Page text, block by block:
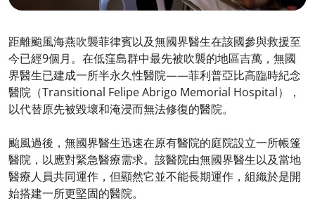
距離颱風海燕吹襲菲律賓以及無國界醫生在該國參與救援至
今已經9個月。在低窪島群中最先被吹襲的地區吉萬，無國
界醫生已建成一所半永久性醫院——菲利普亞比高臨時紀念
醫院（Transitional Felipe Abrigo Memorial Hospital），
以代替原先被毀壞和淹浸而無法修復的醫院。
颱風過後，無國界醫生迅速在原有醫院的庭院設立一所帳篷
醫院，以應對緊急醫療需求。該醫院由無國界醫生以及當地
醫療人員共同運作，但顯然它並不能長期運作，組織於是開
始搭建一所更堅固的醫院。